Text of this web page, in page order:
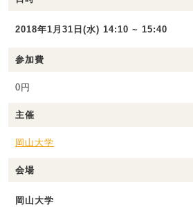
2018年1月31日(水) 14:10 ~ 15:40
参加費
0円
主催
岡山大学
会場
岡山大学